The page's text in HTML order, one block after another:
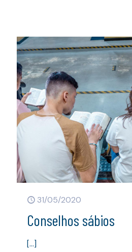
31/05/2020
Conselhos sábios
[…]